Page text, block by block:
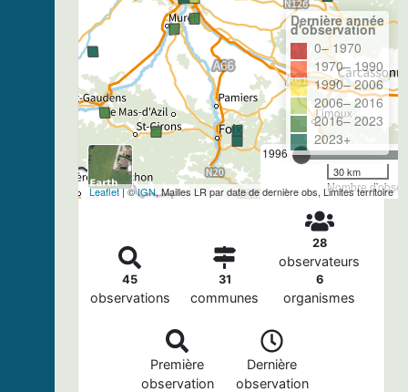
1996
Nombre
Dernière année
d'observation
0– 1970
1970– 1990
1990– 2006
2006– 2016
2016– 2023
2023+
30 km
Leaflet| ©IGN, Mailles LR par date de dernière obs, Limites territoire
45
observations
31
communes
28
observateurs
6
organismes
Première
observation
Dernière
observation